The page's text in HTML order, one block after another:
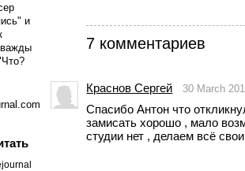
и
7 комментариев
Краснов Сергей 30 March
Спасибо Антон что
замисать хорошо , мало
студии нет , делаем всё